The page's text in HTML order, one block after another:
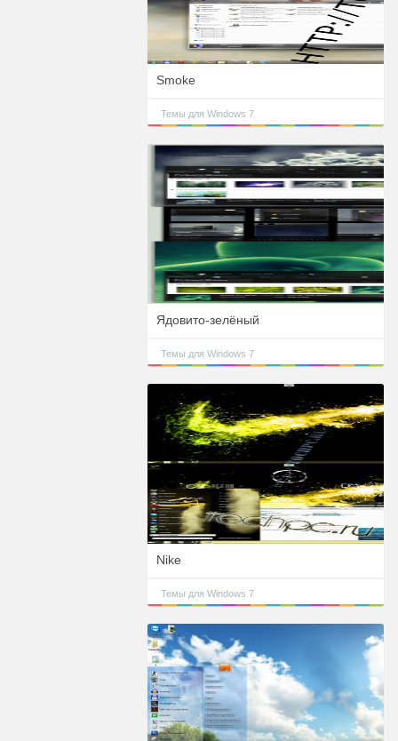
Smoke
Темы для Windows 7
Ядовито-зелёный
Темы для Windows 7
Nike
Темы для Windows 7